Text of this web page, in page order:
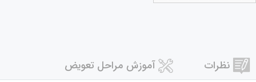
نظرات آموزش مراحل تعویض